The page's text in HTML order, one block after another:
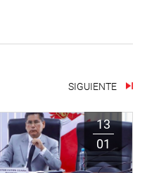
SIGUIENTE
13
01